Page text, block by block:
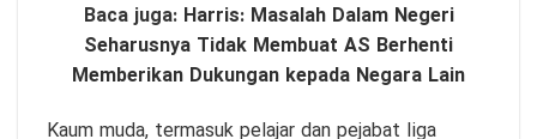
Baca juga: Harris: Masalah Dalam Negeri
Seharusnya Tidak Membuat AS Berhenti
Memberikan Dukungan kepada Negara Lain
Kaum muda, termasuk pelajar dan pejabat liga